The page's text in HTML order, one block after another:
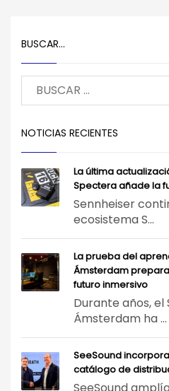
BUSCAR…
NOTICIAS RECIENTES
La última
Spectera añade la
Sennheiser
ecosistema S...
La prueba del
Ámsterdam
futuro inmersivo
Durante años, el
Ámsterdam ha ...
SeeSound
catálogo de
SeeSound